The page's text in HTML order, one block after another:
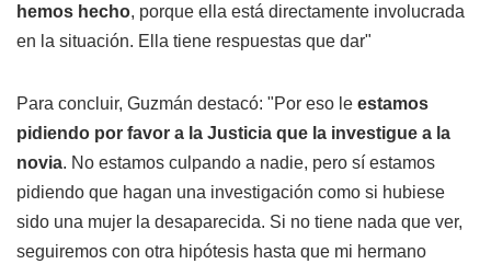
hemos hecho, porque ella está directamente involucrada
en la situación. Ella tiene respuestas que dar"
Para concluir, Guzmán destacó: "Por eso le estamos
pidiendo por favor a la Justicia que la investigue a la
novia. No estamos culpando a nadie, pero sí estamos
pidiendo que hagan una investigación como si hubiese
sido una mujer la desaparecida. Si no tiene nada que ver,
seguiremos con otra hipótesis hasta que mi hermano